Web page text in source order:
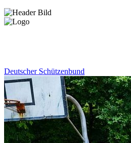
Deutscher Schützenbund